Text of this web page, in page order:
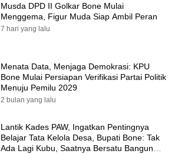
Musda DPD II Golkar Bone Mulai
Menggema, Figur Muda Siap Ambil Peran
7 hari yang lalu
Menata Data, Menjaga Demokrasi: KPU
Bone Mulai Persiapan Verifikasi Partai Politik
Menuju Pemilu 2029
2 bulan yang lalu
Lantik Kades PAW, Ingatkan Pentingnya
Belajar Tata Kelola Desa, Bupati Bone: Tak
Ada Lagi Kubu, Saatnya Bersatu Bangun